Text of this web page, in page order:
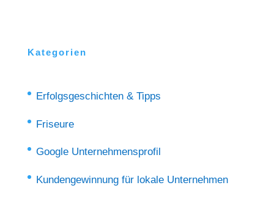
Kategorien
Erfolgsgeschichten & Tipps
Friseure
Google Unternehmensprofil
Kundengewinnung für lokale Unternehmen